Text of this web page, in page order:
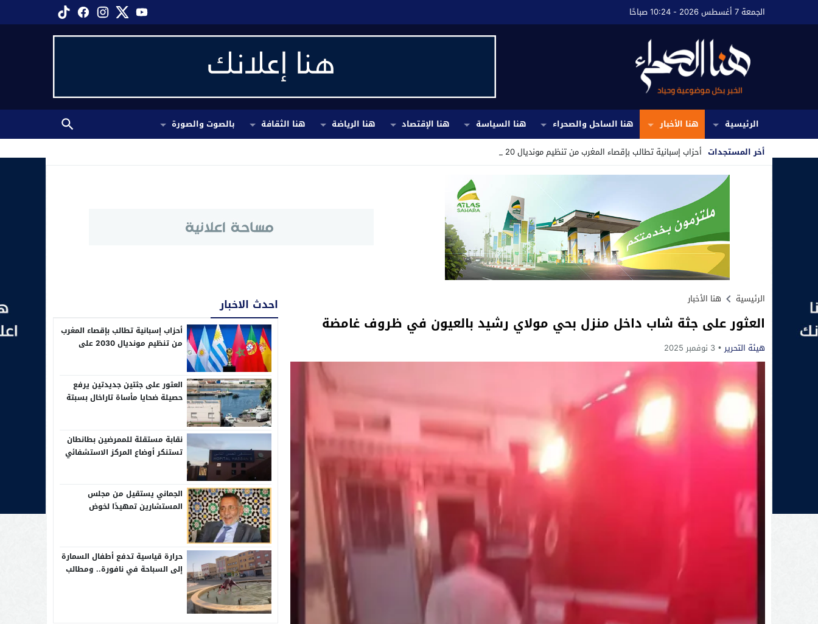
الجمعة 7 أغسطس 2026 - 10:24 صباحًا
الرئيسية هنا الأخبار هنا الساحل والصحراء هنا السياسة هنا الإقتصاد هنا الرياضة هنا الثقافة
بالصوت والصورة
أخر المستجدات أحزاب إسبانية تطالب بإقصاء المغرب من تنظيم مونديال 2030 على خلفية _
Stop
Previous
Next
الرئيسية هنا الأخبار
العثور على جثة شاب داخل منزل بحي مولاي رشيد بالعيون في ظروف غامضة
هيئة التحرير 3 نوفمبر 2025
احدث الاخبار
أحزاب إسبانية تطالب بإقصاء المغرب
من تنظيم مونديال 2030 على
العثور على جثتين جديدتين يرفع
حصيلة ضحايا مأساة تاراخال بسبتة
نقابة مستقلة للممرضين بطانطان
تستنكر أوضاع المركز الاستشفائي
الجماني يستقيل من مجلس
المستشارين تمهيدًا لخوض
حرارة قياسية تدفع أطفال السمارة
إلى السباحة في نافورة.. ومطالب